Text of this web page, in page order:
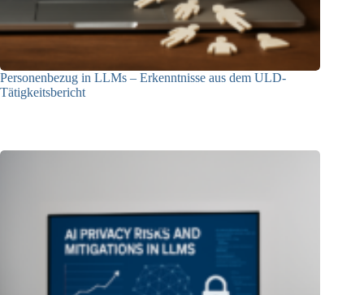
Personenbezug in LLMs – Erkenntnisse aus dem ULD-
Tätigkeitsbericht